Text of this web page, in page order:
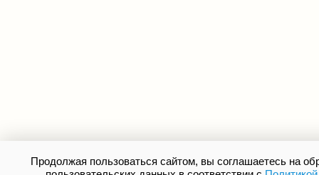
Продолжая пользоваться сайтом, вы соглашаетесь на